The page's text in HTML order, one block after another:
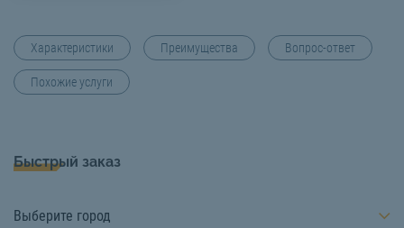
Характеристики Преимущества Вопрос-ответ
Похожие услуги
Быстрый заказ
Выберите город